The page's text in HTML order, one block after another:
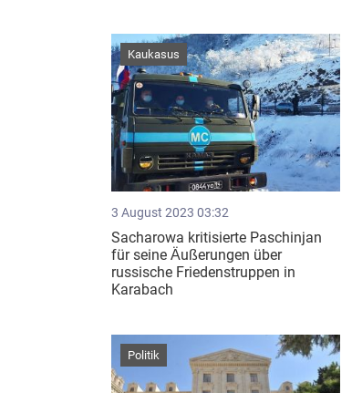
3 August 2023 03:32
Sacharowa kritisierte Paschinjan
für seine Äußerungen über
russische Friedenstruppen in
Karabach
Kaukasus
Politik